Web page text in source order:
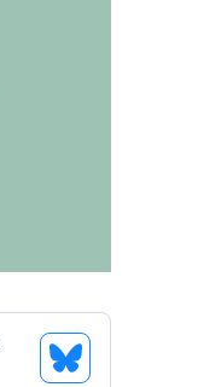
See